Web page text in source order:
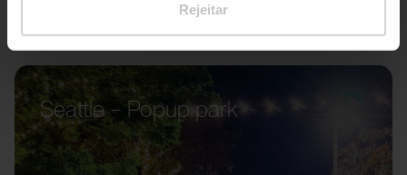
Rejeitar
Seattle – Popup park